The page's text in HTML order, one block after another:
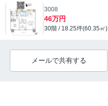
3008
46万円
30階 / 18.25坪(60.35㎡)
メールで共有する